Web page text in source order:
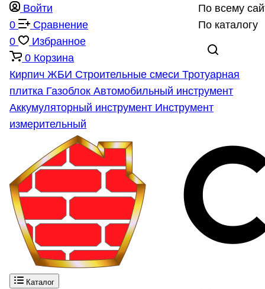
По всему
По каталогу
Войти
0
Сравнение
0
Избранное
0 Корзина
Кирпич ЖБИ Строительные смеси Тротуарная
плитка Газоблок Автомобильный инструмент
Аккумуляторный инструмент Инструмент
измерительный
Каталог